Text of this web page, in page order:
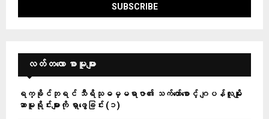
လတ်တ‌လော စာမူများ
ရက္ခိုင်ဘုရင် သီရိသုဓမ္မရာဇာ၏ သက်တော်စောင့် ဂျပန်လူမျိုး
ဆာမူရိုင်းများကို ရှာဖွေခြင်း (၁)